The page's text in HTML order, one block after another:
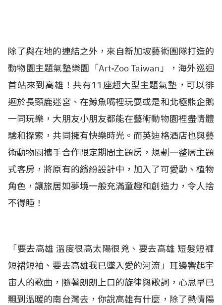
除了與在地的連結之外，來自新加坡藝術團隊打造的
動物園主題氣墊樂園「Art-Zoo Taiwan」，海外巡迴
首站來到高雄！共有11座超大型主題氣墊，可以徘
迴於長頸鹿迷宮、在鯨魚嘴裡玩耍或是和北極熊企鵝
一同玩樂，大朋友小朋友都能在藝術動物園裡盡情體
驗和探索，共同擁有快樂時光。而英迪格酒店也與藝
術動物園攜手合作限定期間主題房，規劃一整層主題
式客房，將原有的繽紛設計中，加入了可愛動、植物
角色，讓旅居如夢境一般充滿童趣和創造力，令人捨
不得睡！
「要去高雄 溫度很高太陽很兇、要去高雄 短髮短褲
短裙短袖、要去高雄我已墜入愛的河流」耳邊響起宇
宙人的歌曲，隨著朗朗上口的旋律與歌詞，心思早已
飄到溫暖的南台灣去，你說高雄有什麼，除了熱情陽